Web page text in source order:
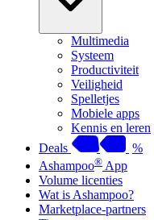
Multimedia
Systeem
Productiviteit
Veiligheid
Spelletjes
Mobiele apps
Kennis en leren
Deals
%
Ashampoo® App
Volume licenties
Wat is Ashampoo?
Marketplace-partners